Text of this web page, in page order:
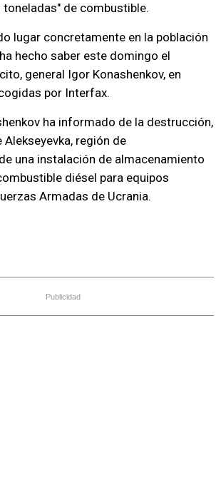
de combustible.
lugar concretamente en la población
hecho saber este domingo el
general Igor Konashenkov, en
por Interfax.
ha informado de la destrucción,
región de
una instalación de almacenamiento
diésel para equipos
Armadas de Ucrania.
Publicidad